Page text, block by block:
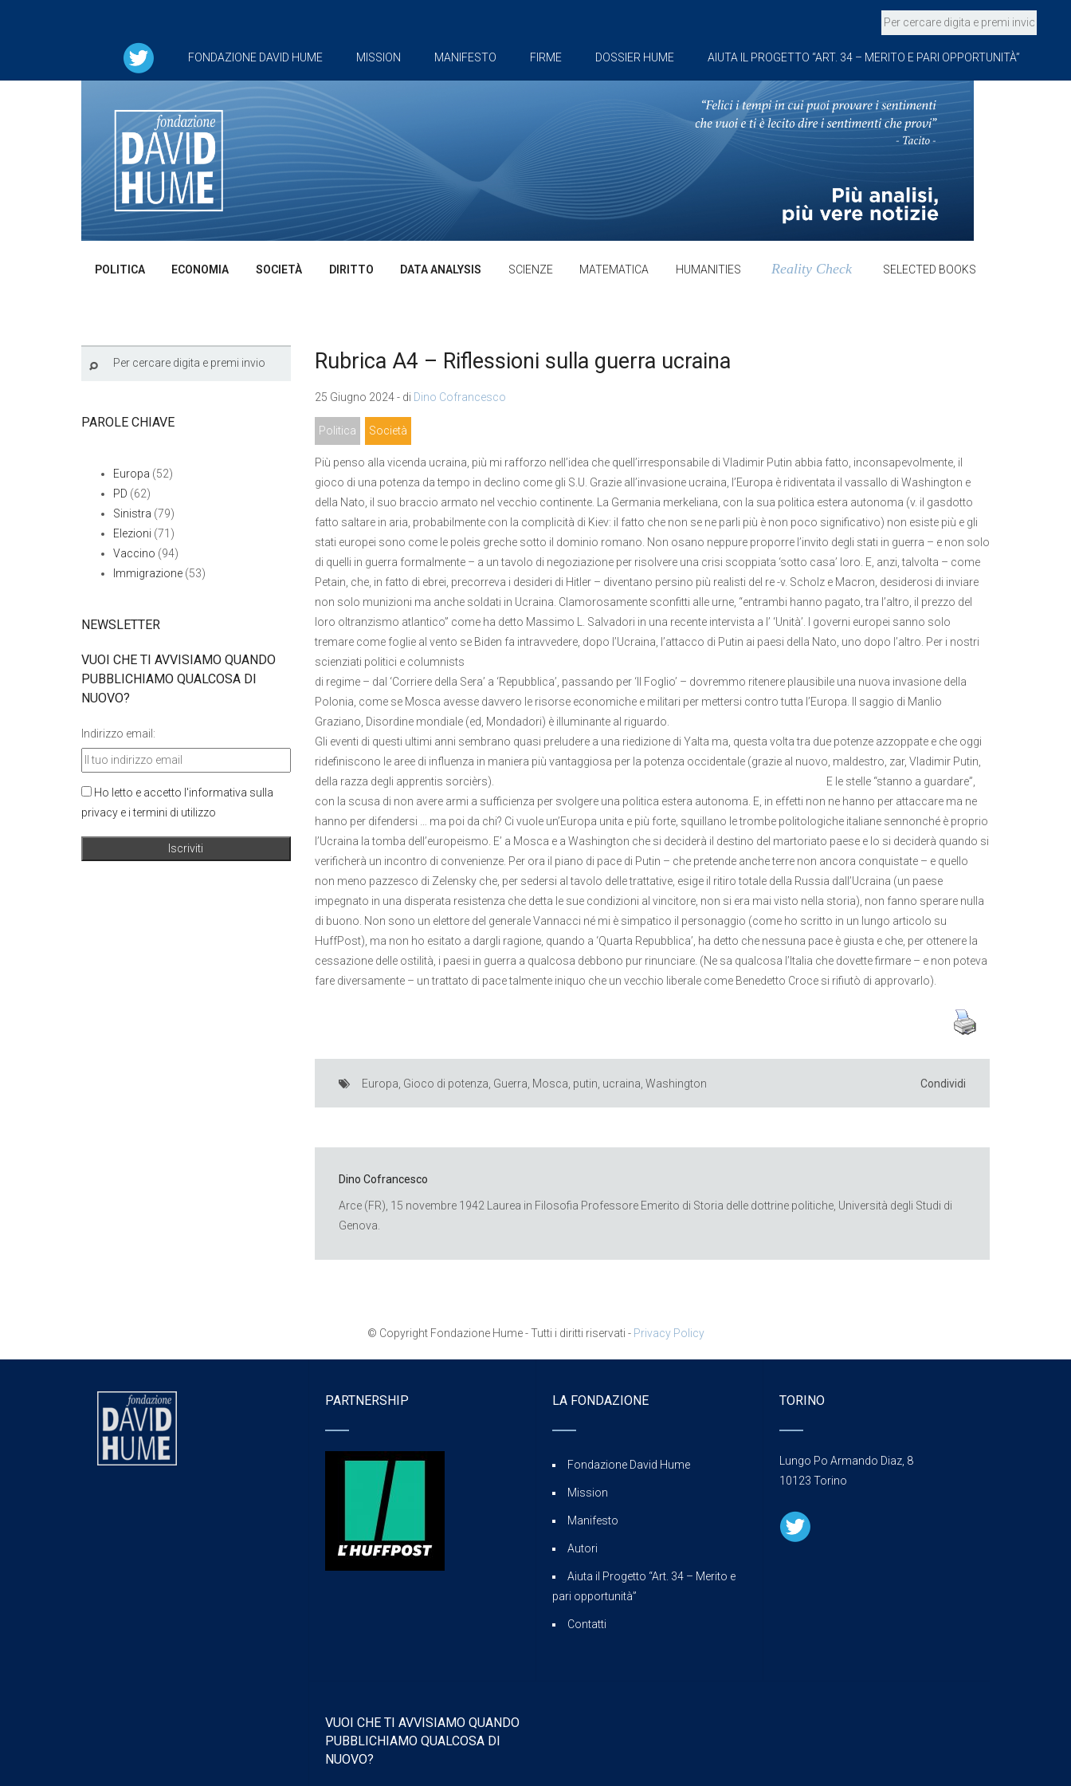
FONDAZIONE DAVID HUME MISSION MANIFESTO FIRME DOSSIER HUME AIUTA IL PROGETTO “ART. 34 – MERITO E PARI OPPORTUNITÀ”
POLITICA ECONOMIA SOCIETÀ DIRITTO DATA ANALYSIS SCIENZE MATEMATICA HUMANITIES Reality Check SELECTED BOOKS
Rubrica A4 – Riflessioni sulla guerra ucraina
25 Giugno 2024 - di Dino Cofrancesco
Politica Società
Più penso alla vicenda ucraina, più mi rafforzo nell’idea che quell’irresponsabile di Vladimir Putin abbia fatto, inconsapevolmente, il
gioco di una potenza da tempo in declino come gli S.U. Grazie all’invasione ucraina, l’Europa è ridiventata il vassallo di Washington e
della Nato, il suo braccio armato nel vecchio continente. La Germania merkeliana, con la sua politica estera autonoma (v. il gasdotto
fatto saltare in aria, probabilmente con la complicità di Kiev: il fatto che non se ne parli più è non poco significativo) non esiste più e gli
stati europei sono come le poleis greche sotto il dominio romano. Non osano neppure proporre l’invito degli stati in guerra – e non solo
di quelli in guerra formalmente – a un tavolo di negoziazione per risolvere una crisi scoppiata ‘sotto casa’ loro. E, anzi, talvolta – come
Petain, che, in fatto di ebrei, precorreva i desideri di Hitler – diventano persino più realisti del re -v. Scholz e Macron, desiderosi di inviare
non solo munizioni ma anche soldati in Ucraina. Clamorosamente sconfitti alle urne, “entrambi hanno pagato, tra l’altro, il prezzo del
loro oltranzismo atlantico” come ha detto Massimo L. Salvadori in una recente intervista a l’ ‘Unità’. I governi europei sanno solo
tremare come foglie al vento se Biden fa intravvedere, dopo l’Ucraina, l’attacco di Putin ai paesi della Nato, uno dopo l’altro. Per i nostri
scienziati politici e columnists
di regime – dal ‘Corriere della Sera’ a ‘Repubblica’, passando per ‘Il Foglio’ – dovremmo ritenere plausibile una nuova invasione della
Polonia, come se Mosca avesse davvero le risorse economiche e militari per mettersi contro tutta l’Europa. Il saggio di Manlio
Graziano, Disordine mondiale (ed, Mondadori) è illuminante al riguardo.
Gli eventi di questi ultimi anni sembrano quasi preludere a una riedizione di Yalta ma, questa volta tra due potenze azzoppate e che oggi
ridefiniscono le aree di influenza in maniera più vantaggiosa per la potenza occidentale (grazie al nuovo, maldestro, zar, Vladimir Putin,
della razza degli apprentis sorcièrs). E le stelle “stanno a guardare”,
con la scusa di non avere armi a sufficienza per svolgere una politica estera autonoma. E, in effetti non ne hanno per attaccare ma ne
hanno per difendersi … ma poi da chi? Ci vuole un’Europa unita e più forte, squillano le trombe politologiche italiane sennonché è proprio
l’Ucraina la tomba dell’europeismo. E’ a Mosca e a Washington che si deciderà il destino del martoriato paese e lo si deciderà quando si
verificherà un incontro di convenienze. Per ora il piano di pace di Putin – che pretende anche terre non ancora conquistate – e quello
non meno pazzesco di Zelensky che, per sedersi al tavolo delle trattative, esige il ritiro totale della Russia dall’Ucraina (un paese
impegnato in una disperata resistenza che detta le sue condizioni al vincitore, non si era mai visto nella storia), non fanno sperare nulla
di buono. Non sono un elettore del generale Vannacci né mi è simpatico il personaggio (come ho scritto in un lungo articolo su
HuffPost), ma non ho esitato a dargli ragione, quando a ‘Quarta Repubblica’, ha detto che nessuna pace è giusta e che, per ottenere la
cessazione delle ostilità, i paesi in guerra a qualcosa debbono pur rinunciare. (Ne sa qualcosa l’Italia che dovette firmare – e non poteva
fare diversamente – un trattato di pace talmente iniquo che un vecchio liberale come Benedetto Croce si rifiutò di approvarlo).
Europa Gioco di potenza Guerra Mosca putin ucraina Washington Condividi
Dino Cofrancesco
Arce (FR), 15 novembre 1942 Laurea in Filosofia Professore Emerito di Storia delle dottrine politiche, Università degli Studi di
Genova.
PAROLE CHIAVE
Europa (52)
PD (62)
Sinistra (79)
Elezioni (71)
Vaccino (94)
Immigrazione (53)
NEWSLETTER
VUOI CHE TI AVVISIAMO QUANDO
PUBBLICHIAMO QUALCOSA DI
NUOVO?
Indirizzo email:
Ho letto e accetto l'informativa sulla
privacy e i termini di utilizzo
© Copyright Fondazione Hume - Tutti i diritti riservati - Privacy Policy
PARTNERSHIP LA FONDAZIONE
Fondazione David Hume
Mission
Manifesto
Autori
Aiuta il Progetto “Art. 34 – Merito e
pari opportunità”
Contatti
TORINO
Lungo Po Armando Diaz, 8
10123 Torino
VUOI CHE TI AVVISIAMO QUANDO
PUBBLICHIAMO QUALCOSA DI
NUOVO?